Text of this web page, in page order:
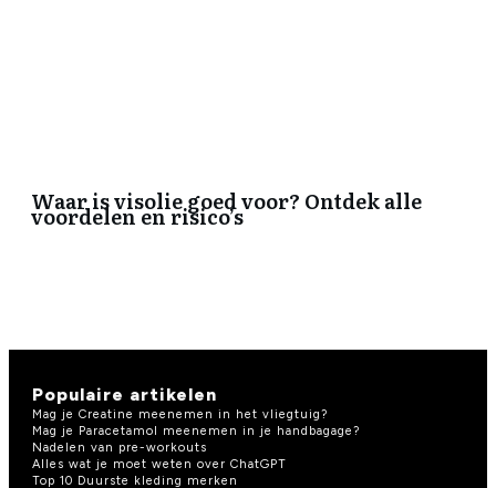
Waar is visolie goed voor? Ontdek alle
voordelen en risico’s
Populaire artikelen
Mag je Creatine meenemen in het vliegtuig?
Mag je Paracetamol meenemen in je handbagage?
Nadelen van pre-workouts
Alles wat je moet weten over ChatGPT
Top 10 Duurste kleding merken